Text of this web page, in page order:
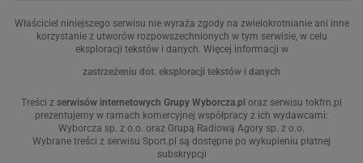
Właściciel niniejszego serwisu nie wyraża zgody na zwielokrotnianie ani inne
korzystanie z utworów rozpowszechnionych w tym serwisie, w celu
eksploracji tekstów i danych. Więcej informacji w
zastrzeżeniu dot. eksploracji tekstów i danych
Treści z serwisów internetowych Grupy Wyborcza.pl oraz serwisu tokfm.pl
prezentujemy w ramach komercyjnej współpracy z ich wydawcami:
Wyborcza sp. z o.o. oraz Grupą Radiową Agory sp. z o.o.
Wybrane treści z serwisu Sport.pl są dostępne po wykupieniu płatnej
subskrypcji